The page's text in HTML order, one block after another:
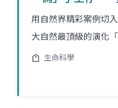
用自然界精彩案例切
大自然最頂級的演化
生命科學